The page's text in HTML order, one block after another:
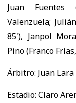
Juan Fuentes
Valenzuela;
85'), Janpol
Pino (Franco
Árbitro: Juan Lara
Estadio: Claro